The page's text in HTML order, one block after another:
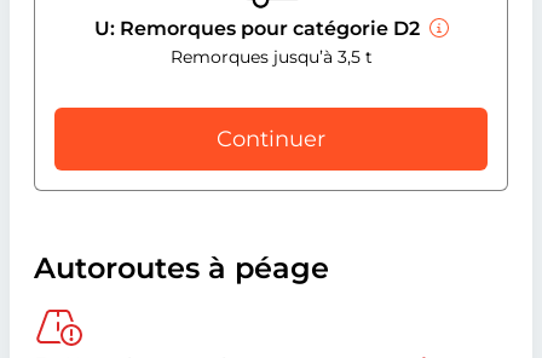
U: Remorques pour catégorie D2
Remorques jusqu’à 3,5 t
Continuer
Autoroutes à péage